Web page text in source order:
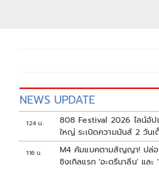
NEWS UPDATE
1:24 น.
808 Festival 2026 ไลน์อั
ใหญ่ ระเบิดความมันส์ 2 วัน
ต.ค.นี้
1:16 น.
M4 คัมแบคตามสัญญา! ปล่
ซิงเกิลแรก 'อะดรีนาลีน' และ